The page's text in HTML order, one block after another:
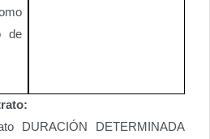
de
DURACIÓN DETERMINADA